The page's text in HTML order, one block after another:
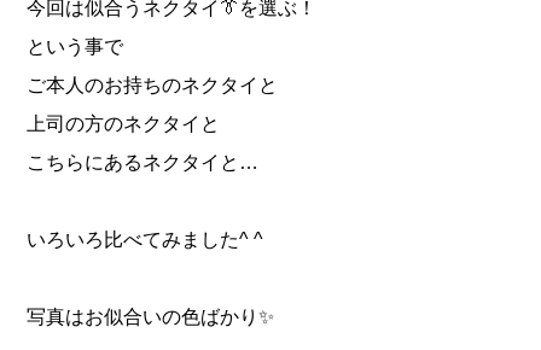
今回は似合うネクタイ👔を選ぶ！
という事で
ご本人のお持ちのネクタイと
上司の方のネクタイと
こちらにあるネクタイと…
いろいろ比べてみました^ ^
写真はお似合いの色ばかり✨